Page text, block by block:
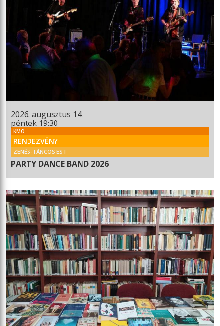
2026. augusztus 14.
péntek 19:30
KMO
RENDEZVÉNY
ZENÉS-TÁNCOS EST
PARTY DANCE BAND 2026